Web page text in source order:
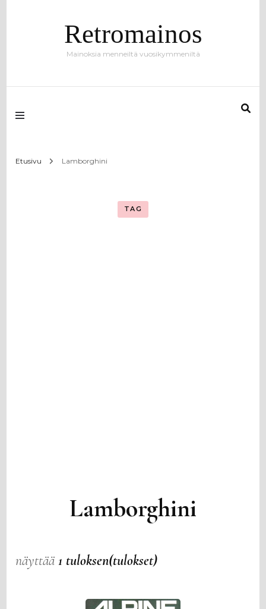
Retromainos
Mainoksia menneiltä vuosikymmeniltä
Etusivu Lamborghini
TAG
Lamborghini
näyttää1 tuloksen(tulokset)